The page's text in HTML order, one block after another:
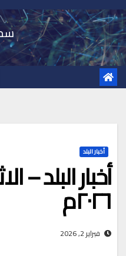
Skip
to
content
أخبار البلد
٢٠٢٦م
فبراير 2, 2026